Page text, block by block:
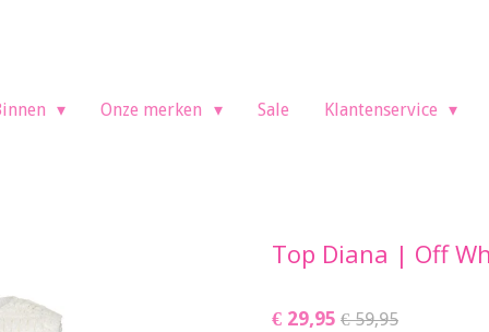
Onze merken Sale Klantenservice
Top Diana | Off
€ 29,95 € 59,95